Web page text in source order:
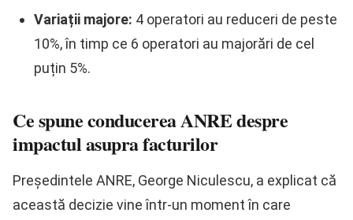
Variații majore: 4 operatori au reduceri de peste
10%, în timp ce 6 operatori au majorări de cel
puțin 5%.
Ce spune conducerea ANRE despre
impactul asupra facturilor
Președintele ANRE, George Niculescu, a explicat că
această decizie vine într-un moment în care